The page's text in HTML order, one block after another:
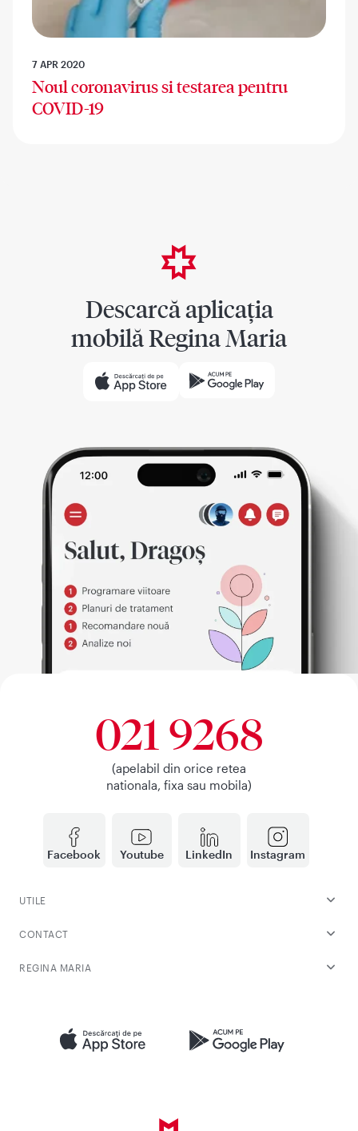
7 APR 2020
Noul coronavirus si testarea pentru
COVID-19
Descarcă aplicația
mobilă Regina Maria
Facebook Youtube LinkedIn Instagram
021 9268
(apelabil din orice retea
nationala, fixa sau mobila)
UTILE
CONTACT
REGINA MARIA